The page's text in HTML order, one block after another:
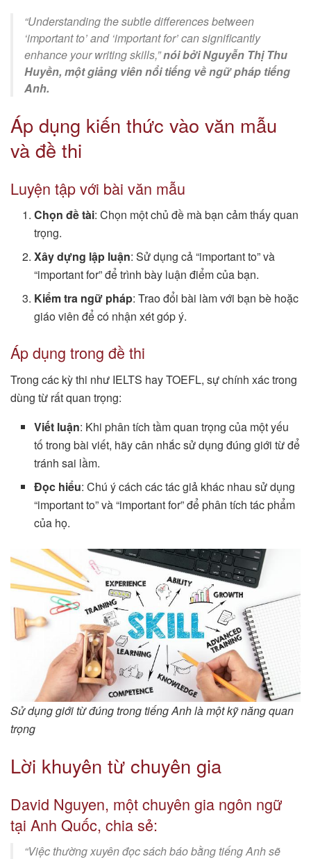
“Understanding the subtle differences between
‘important to’ and ‘important for’ can significantly
enhance your writing skills,”nói bởi Nguyễn Thị Thu
Huyền, một giảng viên nổi tiếng về ngữ pháp tiếng
Anh.
Áp dụng kiến thức vào văn mẫu
và đề thi
Luyện tập với bài văn mẫu
Chọn đề tài: Chọn một chủ đề mà bạn cảm thấy quan
trọng.
Xây dựng lập luận: Sử dụng cả “important to” và
“important for” để trình bày luận điểm của bạn.
Kiểm tra ngữ pháp: Trao đổi bài làm với bạn bè hoặc
giáo viên để có nhận xét góp ý.
Áp dụng trong đề thi
Trong các kỳ thi như IELTS hay TOEFL, sự chính xác trong
dùng từ rất quan trọng:
Viết luận: Khi phân tích tầm quan trọng của một yếu
tố trong bài viết, hãy cân nhắc sử dụng đúng giới từ để
tránh sai lầm.
Đọc hiểu: Chú ý cách các tác giả khác nhau sử dụng
“important to” và “important for” để phân tích tác phẩm
của họ.
Sử dụng giới từ đúng trong tiếng Anh là một kỹ năng quan
trọng
Lời khuyên từ chuyên gia
David Nguyen, một chuyên gia ngôn ngữ
tại Anh Quốc, chia sẻ:
“Việc thường xuyên đọc sách báo bằng tiếng Anh sẽ